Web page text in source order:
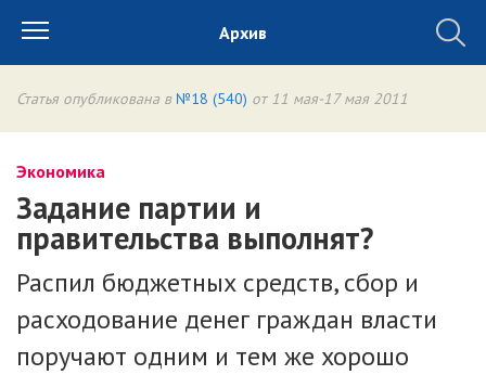
Архив
Статья опубликована в №18 (540) от 11 мая-17 мая 2011
Экономика
Задание партии и
правительства выполнят?
Распил бюджетных средств, сбор и
расходование денег граждан власти
поручают одним и тем же хорошо